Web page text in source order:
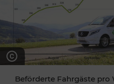
Beförderte Fahrgäste pro